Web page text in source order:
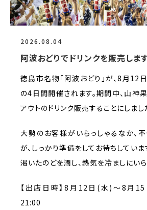
2026.08.04
阿波おどりでドリンクを販売しま
徳島市名物「阿波おどり」が、8月
の4日間開催されます。期間中、山神
アウトのドリンク販売することにしまし
大勢のお客様がいらっしゃるなか、
が、しっかり準備をしてお待ちしてい
渇いたのどを潤し、熱気を冷ましにいら
【出店日時】8月12日(水)～8月
21:00